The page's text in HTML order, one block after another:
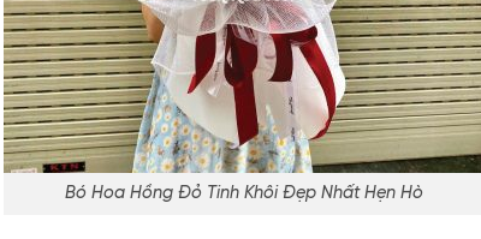
Bó Hoa Hồng Đỏ Tinh Khôi Đẹp Nhất Hẹn Hò